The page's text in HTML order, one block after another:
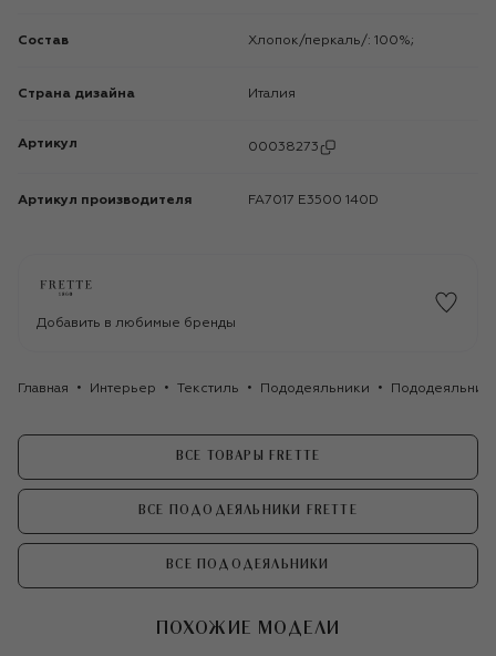
Состав Хлопок/перкаль/: 100%;
Страна дизайна Италия
Артикул 00038273
Артикул производителя FA7017 E3500 140D
Добавить в любимые бренды
Главная Интерьер Текстиль Пододеяльники
ВСЕ ТОВАРЫ FRETTE
ВСЕ ПОДОДЕЯЛЬНИКИ FRETTE
ВСЕ ПОДОДЕЯЛЬНИКИ
ПОХОЖИЕ МОДЕЛИ